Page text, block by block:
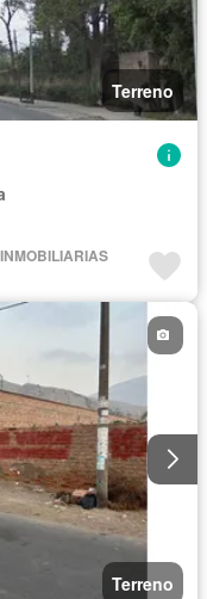
Terreno
Terreno